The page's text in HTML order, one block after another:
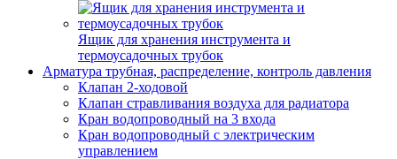
Ящик для хранения инструмента и
термоусадочных трубок
Арматура трубная, распределение, контроль давления
Клапан 2-ходовой
Клапан стравливания воздуха для радиатора
Кран водопроводный на 3 входа
Кран водопроводный с электрическим
управлением